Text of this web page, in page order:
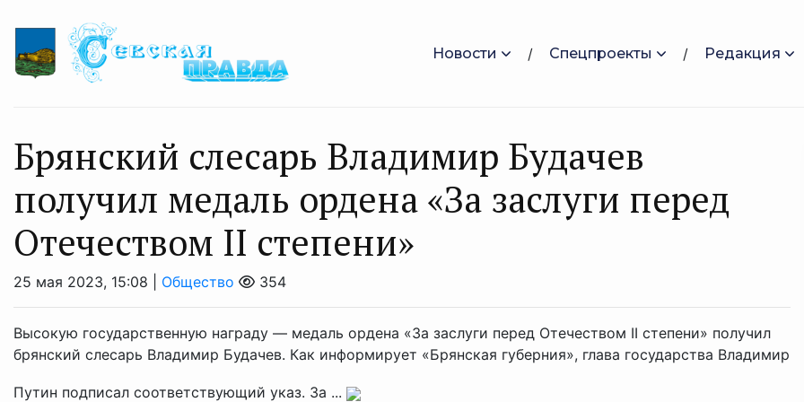
Новости Спецпроекты Редакция
Брянский слесарь Владимир Будачев
получил медаль ордена «За заслуги перед
Отечеством II степени»
25 мая 2023, 15:08 | Общество 354
Высокую государственную награду — медаль ордена «За заслуги перед Отечеством II степени» получил
брянский слесарь Владимир Будачев. Как информирует «Брянская губерния», глава государства Владимир
Путин подписал соответствующий указ. За ...